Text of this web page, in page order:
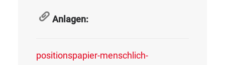
Anlagen:
positionspapier-menschlich-